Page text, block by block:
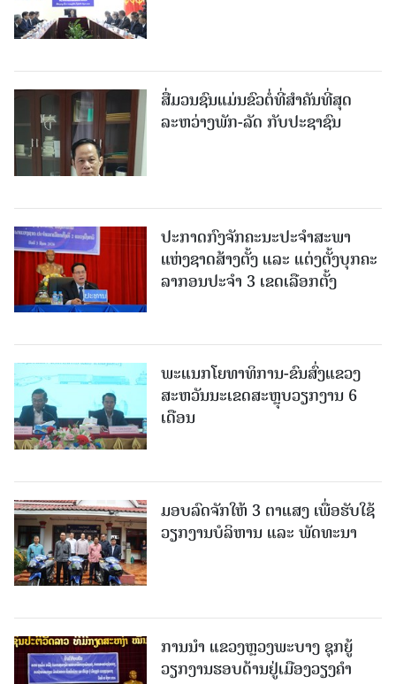
ສື່ມວນຊົນແມ່ນຂົວຕໍ່ທີ່ສໍາຄັນທີ່ສຸດ
ລະຫວ່າງພັກ-ລັດ ກັບປະຊາຊົນ
ປະກາດກົງຈັກຄະນະປະຈໍາສະພາ
ແຫ່ງຊາດສ້າງຕັ້ງ ແລະ ແຕ່ງຕັ້ງບຸກຄະ
ລາກອນປະຈໍາ 3 ເຂດເລືອກຕັ້ງ
ພະແນກໂຍທາທິການ-ຂົນສົ່ງແຂວງ
ສະຫວັນນະເຂດສະຫຼຸບວຽກງານ 6
ເດືອນ
ມອບລົດຈັກໃຫ້ 3 ຕາແສງ ເພື່ອຮັບໃຊ້
ວຽກງານບໍລິຫານ ແລະ ພັດທະນາ
ການນຳ ແຂວງຫຼວງພະບາງ ຊຸກຍູ້
ວຽກງານຮອບດ້ານຢູ່ເມືອງວຽງຄໍາ